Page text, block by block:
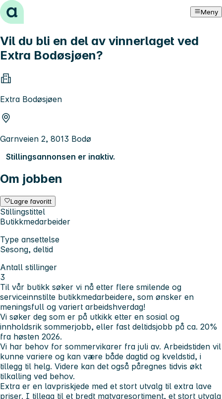
Hopp til innhold Meny
Vil du bli en del av vinnerlaget ved
Extra Bodøsjøen?
Extra Bodøsjøen
Garnveien 2, 8013 Bodø
Stillingsannonsen er inaktiv.
Om jobben
Lagre favoritt
Stillingstittel
Butikkmedarbeider
Type ansettelse
Sesong, deltid
Antall stillinger
3
Til vår butikk søker vi nå etter flere smilende og
serviceinnstilte butikkmedarbeidere, som ønsker en
meningsfull og variert arbeidshverdag!
Vi søker deg som er på utkikk etter en sosial og
innholdsrik sommerjobb, eller fast deltidsjobb på ca. 20%
fra høsten 2026.
Vi har behov for sommervikarer fra juli av. Arbeidstiden vil
kunne variere og kan være både dagtid og kveldstid, i
tillegg til helg. Videre kan det også påregnes tidvis økt
tilkalling ved behov.
Extra er en lavpriskjede med et stort utvalg til extra lave
priser. I tillegg til et bredt matvaresortiment, et stort utvalg